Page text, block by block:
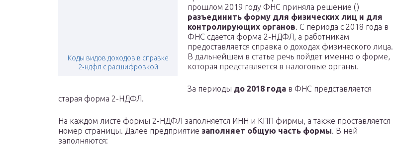
Коды видов доходов в справке
2‑ндфл с расшифровкой
прошлом 2019 году ФНС приняла решение ()
разъединить форму для физических лиц и для
контролирующих органов. С периода с 2018 года в
ФНС сдается форма 2-НДФЛ, а работникам
предоставляется справка о доходах физического лица.
В дальнейшем в статье речь пойдет именно о форме,
которая представляется в налоговые органы.
За периоды до 2018 года в ФНС представляется
старая форма 2-НДФЛ.
На каждом листе формы 2-НДФЛ заполняется ИНН и КПП фирмы, а также проставляется
номер страницы. Далее предприятие заполняет общую часть формы. В ней
заполняются: